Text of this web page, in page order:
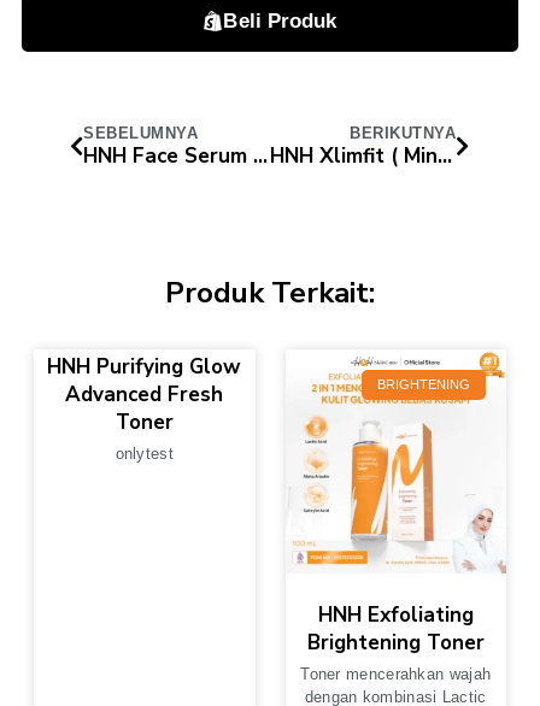
Beli Produk
SEBELUMNYA
HNH Face Serum with Retinal
BERIKUTNYA
HNH Xlimfit ( Minuman Serbuk Rasa Kiwi)
Produk Terkait:
HNH Purifying Glow
Advanced Fresh
Toner
onlytest
BRIGHTENING
HNH Exfoliating
Brightening Toner
Toner mencerahkan wajah
dengan kombinasi Lactic